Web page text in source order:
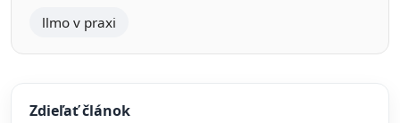
llmo v praxi
Zdieľať článok